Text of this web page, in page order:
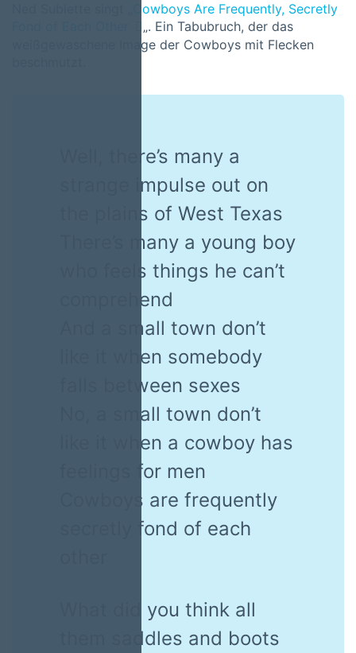
Cowboys Are Frequently, Secretly
„. Ein Tabubruch, der das
weißgewaschene Image der Cowboys mit Flecken
Well, there’s many a
strange impulse out on
the plains of West Texas
There’s many a young boy
who feels things he can’t
comprehend
And a small town don’t
like it when somebody
falls between sexes
No, a small town don’t
like it when a cowboy has
feelings for men
Cowboys are frequently
secretly fond of each
What did you think all
them saddles and boots